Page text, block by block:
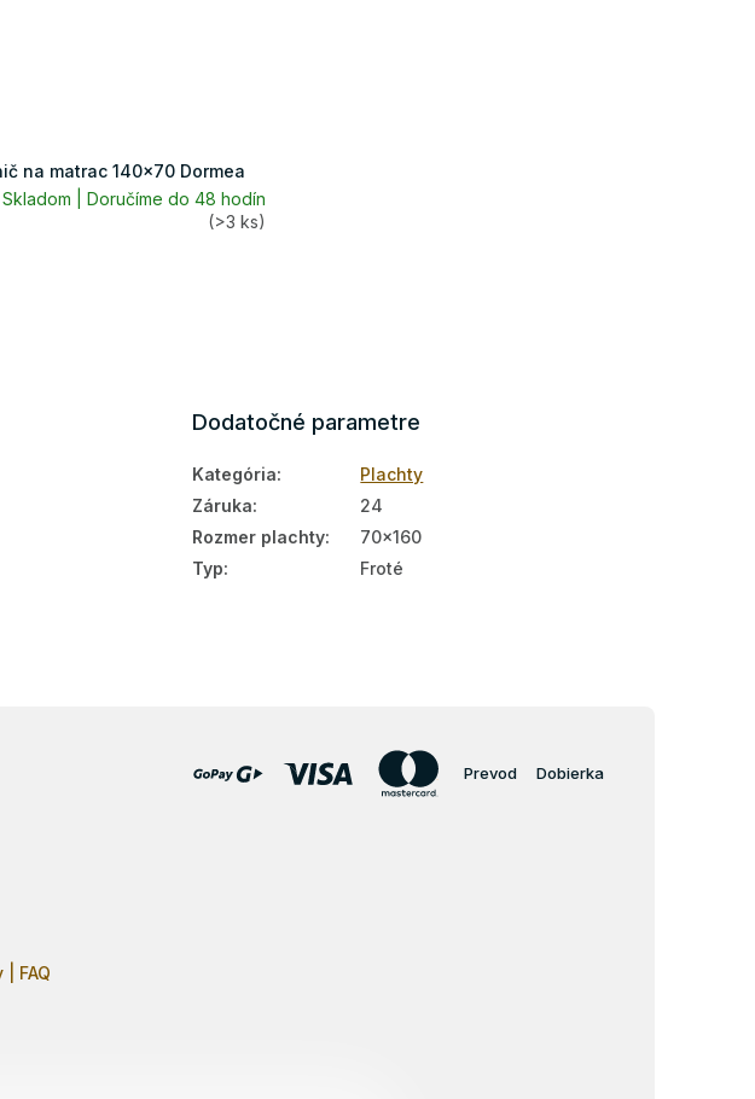
na matrac 140x70 Dormea
Skladom | Doručíme do 48 hodín
(>3 ks)
Dodatočné parametre
Kategória:
Plachty
Záruka:
24
Rozmer plachty:
70x160
Typ: Froté
FAQ
Prevod Dobierka